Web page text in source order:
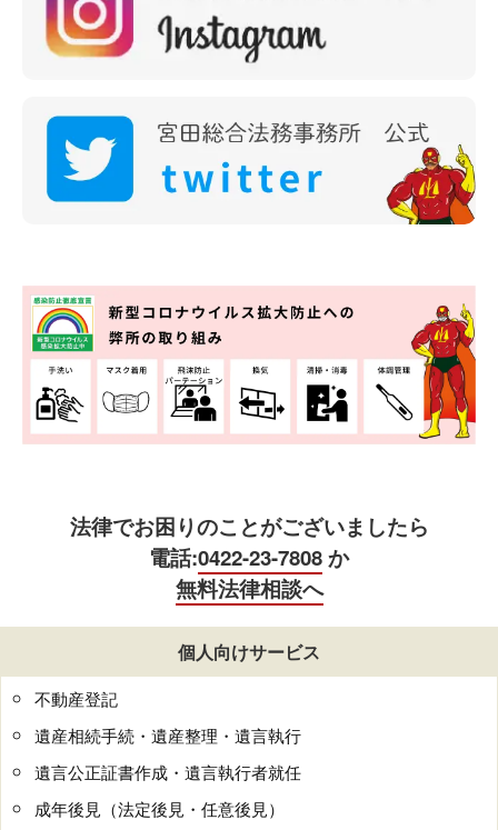
法律でお困りのことがございましたら
電話:0422-23-7808か
無料法律相談へ
個人向けサービス
不動産登記
遺産相続手続・遺産整理・遺言執行
遺言公正証書作成・遺言執行者就任
成年後見（法定後見・任意後見）